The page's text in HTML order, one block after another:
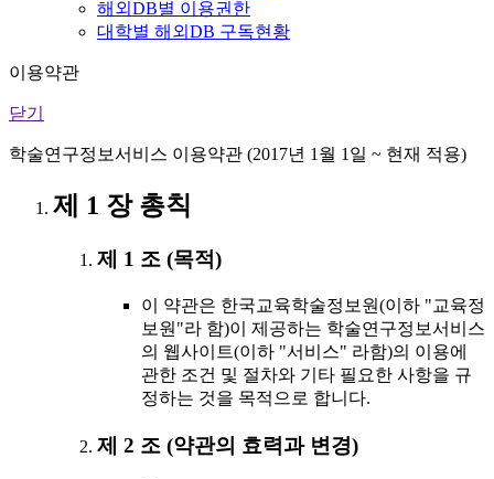
해외DB별 이용권한
대학별 해외DB 구독현황
이용약관
닫기
학술연구정보서비스 이용약관 (2017년 1월 1일 ~ 현재 적용)
제 1 장 총칙
제 1 조 (목적)
이 약관은 한국교육학술정보원(이하 "교육정
보원"라 함)이 제공하는 학술연구정보서비스
의 웹사이트(이하 "서비스" 라함)의 이용에
관한 조건 및 절차와 기타 필요한 사항을 규
정하는 것을 목적으로 합니다.
제 2 조 (약관의 효력과 변경)